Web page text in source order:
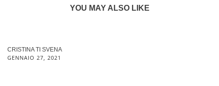
YOU MAY ALSO LIKE
CRISTINA TI SVENA
GENNAIO 27, 2021